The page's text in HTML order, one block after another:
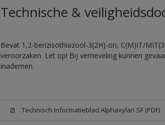
Technische &
Bevat 1,2-benzisothiazool-3(2H)-on, C(M)IT/
veroorzaken. Let op! Bij verneveling kunnen
inademen.
Technisch Informatieblad Alphaxylan SF (PDF)